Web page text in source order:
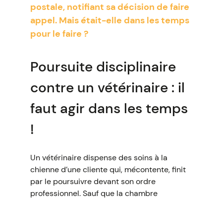
postale, notifiant sa décision de faire
appel. Mais était-elle dans les temps
pour le faire ?
Poursuite disciplinaire
contre un vétérinaire : il
faut agir dans les temps
!
Un vétérinaire dispense des soins à la
chienne d’une cliente qui, mécontente, finit
par le poursuivre devant son ordre
professionnel. Sauf que la chambre